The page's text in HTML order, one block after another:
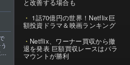
と改善する場合も
1話70億円の世界！Netflix巨
額投資ドラマ＆映画ランキング
Netflix、ワーナー買収から撤
退を発表 巨額買収レースはパラ
マウントが勝利